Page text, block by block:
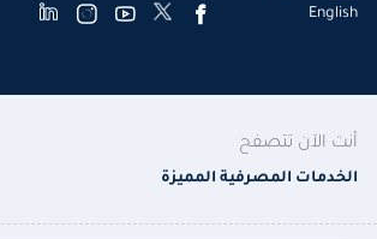
English
أنت الآن تتصفح
الخدمات المصرفية المميزة